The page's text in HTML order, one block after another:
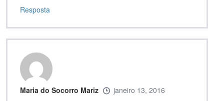
Resposta
Maria do Socorro Mariz janeiro 13, 2016